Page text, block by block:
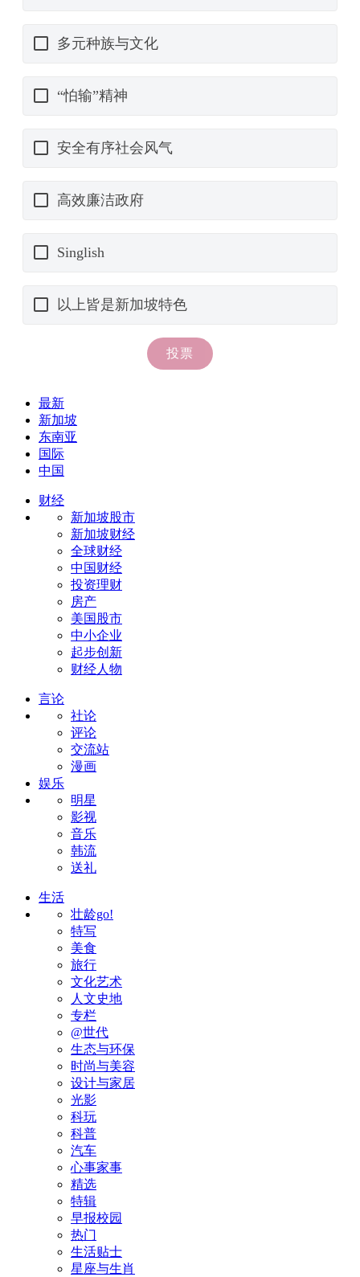
最新
新加坡
东南亚
国际
中国
财经
新加坡股市
新加坡财经
全球财经
中国财经
投资理财
房产
美国股市
中小企业
起步创新
财经人物
言论
社论
评论
交流站
漫画
娱乐
明星
影视
音乐
韩流
送礼
生活
壮龄go!
特写
美食
旅行
文化艺术
人文史地
专栏
@世代
生态与环保
时尚与美容
设计与家居
光影
科玩
科普
汽车
心事家事
精选
特辑
早报校园
热门
生活贴士
星座与生肖